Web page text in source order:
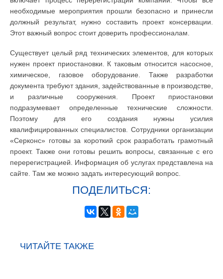
необходимые мероприятия прошли безопасно и принесли
должный результат, нужно составить проект консервации.
Этот важный вопрос стоит доверить профессионалам.
Существует целый ряд технических элементов, для которых
нужен проект приостановки. К таковым относится насосное,
химическое, газовое оборудование. Также разработки
документа требуют здания, задействованные в производстве,
и различные сооружения. Проект приостановки
подразумевает определенные технические сложности.
Поэтому для его создания нужны усилия
квалифицированных специалистов. Сотрудники организации
«Серконс» готовы за короткий срок разработать грамотный
проект. Также они готовы решить вопросы, связанные с его
перерегистрацией. Информация об услугах представлена на
сайте. Там же можно задать интересующий вопрос.
ПОДЕЛИТЬСЯ:
ЧИТАЙТЕ ТАКЖЕ